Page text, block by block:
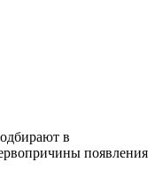
в
появления